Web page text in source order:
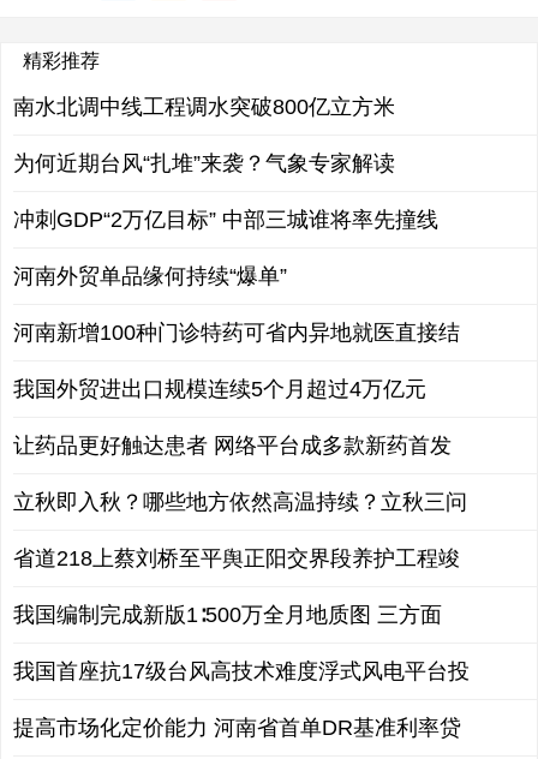
精彩推荐
南水北调中线工程调水突破800亿立方米
为何近期台风“扎堆”来袭？气象专家解读
冲刺GDP“2万亿目标” 中部三城谁将率先撞线
河南外贸单品缘何持续“爆单”
河南新增100种门诊特药可省内异地就医直接结
我国外贸进出口规模连续5个月超过4万亿元
让药品更好触达患者 网络平台成多款新药首发
立秋即入秋？哪些地方依然高温持续？立秋三问
省道218上蔡刘桥至平舆正阳交界段养护工程竣
我国编制完成新版1∶500万全月地质图 三方面
我国首座抗17级台风高技术难度浮式风电平台投
提高市场化定价能力 河南省首单DR基准利率贷